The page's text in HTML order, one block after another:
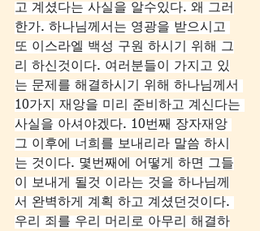
고 계셨다는 사실을 알수있다. 왜 그러
한가. 하나님께서는 영광을 받으시고
또 이스라엘 백성 구원 하시기 위해 그
리 하신것이다. 여러분들이 가지고 있
는 문제를 해결하시기 위해 하나님께서
10가지 재앙을 미리 준비하고 계신다는
사실을 아셔야겠다. 10번째 장자재앙
그 이후에 너희를 보내리라 말씀 하시
는 것이다. 몇번째에 어떻게 하면 그들
이 보내게 될것 이라는 것을 하나님께
서 완벽하게 계획 하고 계셨던것이다.
우리 죄를 우리 머리로 아무리 해결하